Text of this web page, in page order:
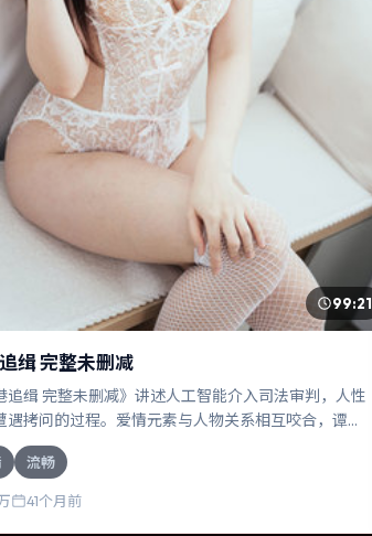
99:21
缉 完整未删减
追缉 完整未删减》讲述人工智能介入司法审判，人性
遇拷问的过程。爱情元素与人物关系相互咬合，谭
丽颖的对手戏尤为出彩。导演杜琪峰善于在长镜头中
力，本片亦在澳大利亚实地取景，增强真实质感。
流畅
41个月前